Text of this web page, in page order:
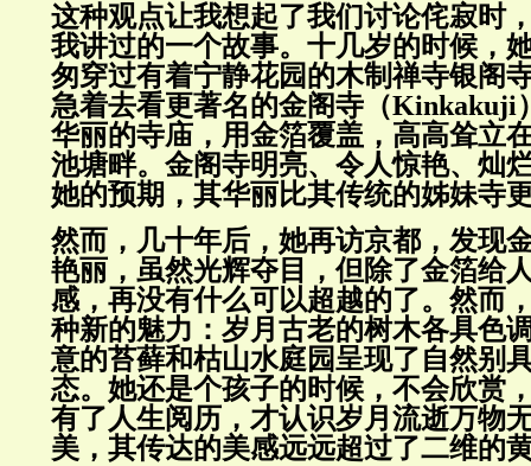
这种观点让我想起了我们讨论侘寂时
我讲过的一个故事。十几岁的时候，
匆穿过有着宁静花园的木制禅寺银阁
急着去看更著名的金阁寺（Kinkakuji
华丽的寺庙，用金箔覆盖，高高耸立
池塘畔。金阁寺明亮、令人惊艳、灿
她的预期，其华丽比其传统的姊妹寺
然而，几十年后，她再访京都，发现
艳丽，虽然光辉夺目，但除了金箔给
感，再没有什么可以超越的了。然而
种新的魅力：岁月古老的树木各具色
意的苔藓和枯山水庭园呈现了自然别
态。她还是个孩子的时候，不会欣赏
有了人生阅历，才认识岁月流逝万物
美，其传达的美感远远超过了二维的